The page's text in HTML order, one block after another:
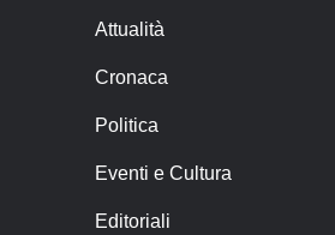
Attualità
Cronaca
Politica
Eventi e Cultura
Editoriali